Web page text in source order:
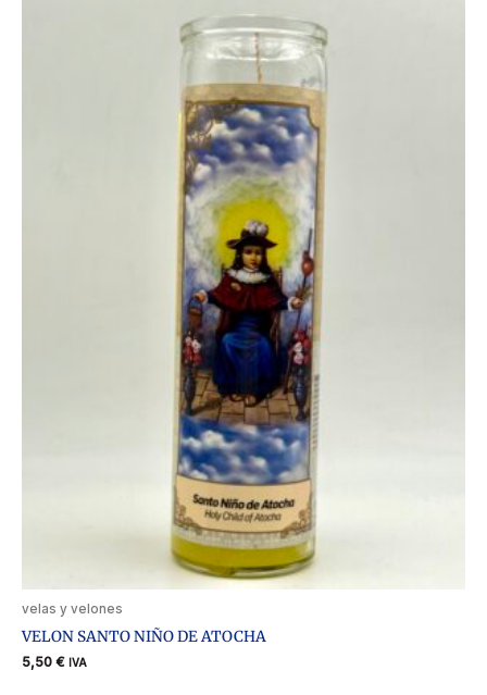
velas y velones
VELON SANTO NIÑO DE ATOCHA
5,50 € IVA